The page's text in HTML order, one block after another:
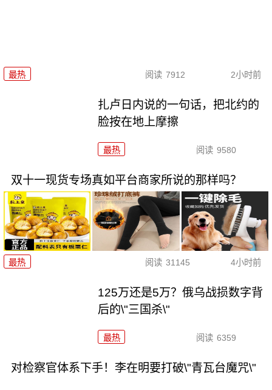
最热 阅读 7912 2小时前
扎卢日内说的一句话，把北约的
脸按在地上摩擦
最热 阅读 9580
双十一现货专场真如平台商家所说的那样吗？
最热 阅读 31145 4小时前
125万还是5万？俄乌战损数字背
后的\"三国杀\"
最热 阅读 6359
对检察官体系下手！李在明要打破\"青瓦台魔咒\"